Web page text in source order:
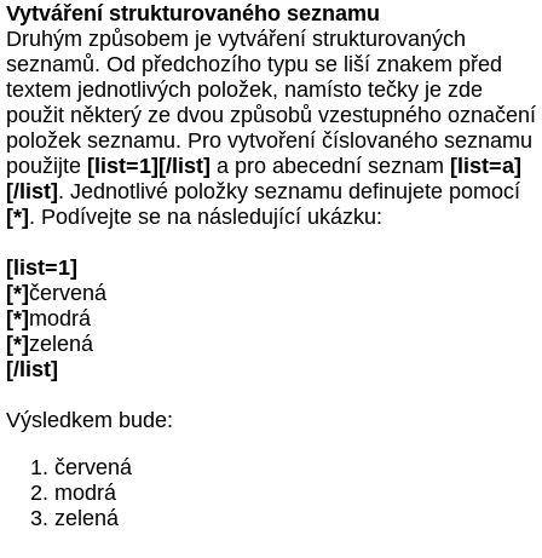
Vytváření strukturovaného seznamu
Druhým způsobem je vytváření strukturovaných
seznamů. Od předchozího typu se liší znakem před
textem jednotlivých položek, namísto tečky je zde
použit některý ze dvou způsobů vzestupného označení
položek seznamu. Pro vytvoření číslovaného seznamu
použijte [list=1][/list] a pro abecední seznam [list=a]
[/list] . Jednotlivé položky seznamu definujete pomocí
[*] . Podívejte se na následující ukázku:
[list=1]
[*]červená
[*] modrá
[*]zelená
[/list]
Výsledkem bude:
červená
modrá
zelená